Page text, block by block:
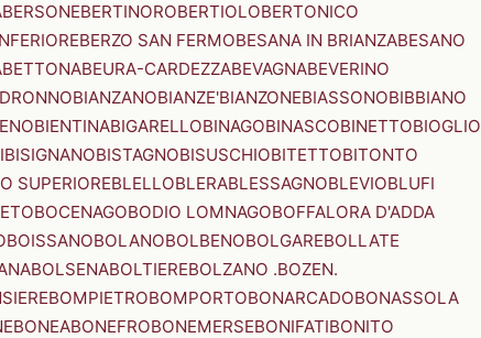
BERSONEBERTINOROBERTIOLOBERTONICO
BERZO SAN FERMOBESANA IN BRIANZABESANO
BETTONABEURA-CARDEZZABEVAGNABEVERINO
BIANZANOBIANZE'BIANZONEBIASSONOBIBBIANO
BIENTINABIGARELLOBINAGOBINASCOBINETTOBIOGLIO
BISIGNANOBISTAGNOBISUSCHIOBITETTOBITONTO
SUPERIOREBLELLOBLERABLESSAGNOBLEVIOBLUFI
BOCENAGOBODIO LOMNAGOBOFFALORA D'ADDA
BOISSANOBOLANOBOLBENOBOLGAREBOLLATE
BOLSENABOLTIEREBOLZANO .BOZEN.
BOMPIETROBOMPORTOBONARCADOBONASSOLA
BONEABONEFROBONEMERSEBONIFATIBONITO